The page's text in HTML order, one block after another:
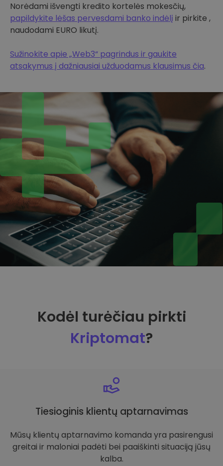
Norėdami išvengti kredito kortelės mokesčių,
papildykite lėšas pervesdami banko indėlį ir pirkite ,
naudodami EURO likutį.
Sužinokite apie „Web3“ pagrindus ir gaukite
atsakymus į dažniausiai užduodamus klausimus čia.
Kodėl turėčiau pirkti
Kriptomat?
Tiesioginis klientų aptarnavimas
Mūsų klientų aptarnavimo komanda yra pasirengusi
greitai ir maloniai padėti bei paaiškinti situaciją jūsų
kalba.